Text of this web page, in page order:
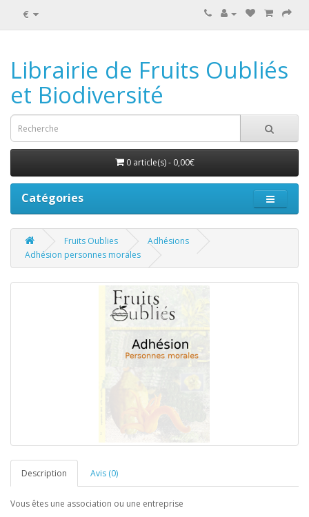
€
Librairie de Fruits Oubliés
et Biodiversité
0 article(s) - 0,00€
Catégories
Fruits Oublies
Adhésions
Adhésion personnes morales
Description Avis (0)
Vous êtes une association ou une entreprise